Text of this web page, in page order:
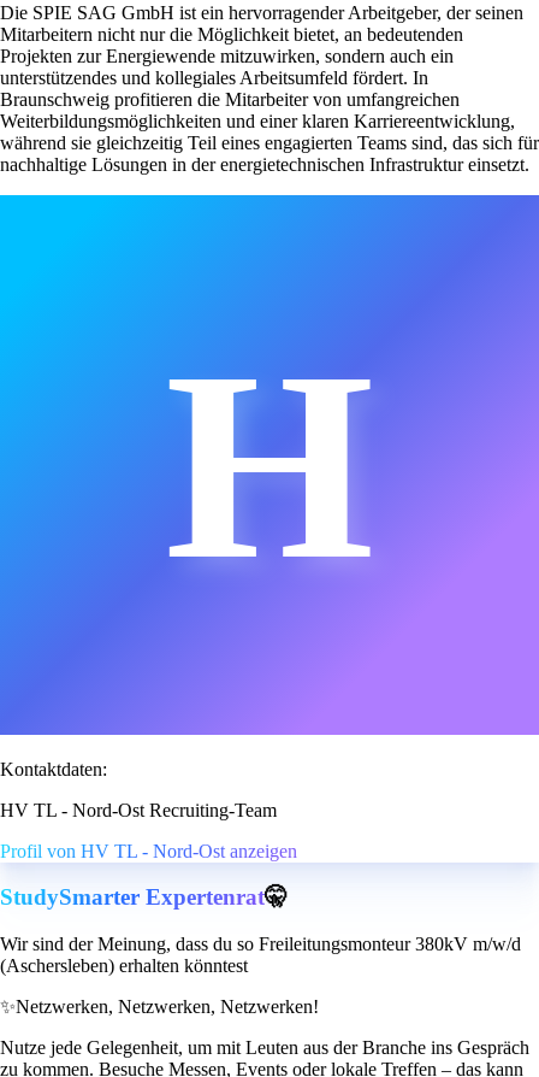
Die SPIE SAG GmbH ist ein hervorragender Arbeitgeber, der seinen
Mitarbeitern nicht nur die Möglichkeit bietet, an bedeutenden
Projekten zur Energiewende mitzuwirken, sondern auch ein
unterstützendes und kollegiales Arbeitsumfeld fördert. In
Braunschweig profitieren die Mitarbeiter von umfangreichen
Weiterbildungsmöglichkeiten und einer klaren Karriereentwicklung,
während sie gleichzeitig Teil eines engagierten Teams sind, das sich für
nachhaltige Lösungen in der energietechnischen Infrastruktur einsetzt.
H
Kontaktdaten:
HV TL - Nord-Ost Recruiting-Team
Profil von HV TL - Nord-Ost anzeigen
StudySmarter Expertenrat🤫
Wir sind der Meinung, dass du so Freileitungsmonteur 380kV m/w/d
(Aschersleben) erhalten könntest
✨Netzwerken, Netzwerken, Netzwerken!
Nutze jede Gelegenheit, um mit Leuten aus der Branche ins Gespräch
zu kommen. Besuche Messen, Events oder lokale Treffen – das kann